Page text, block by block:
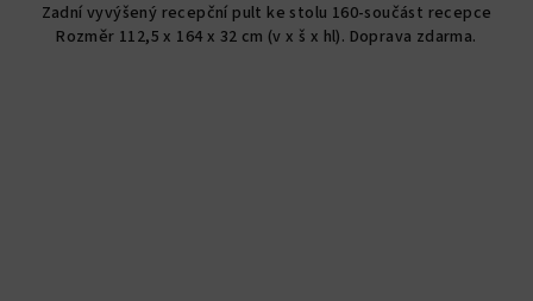
z
5
Zadní vyvýšený recepční pult ke stolu 160-součást recepce
Rozměr 112,5 x 164 x 32 cm (v x š x hl). Doprava zdarma.